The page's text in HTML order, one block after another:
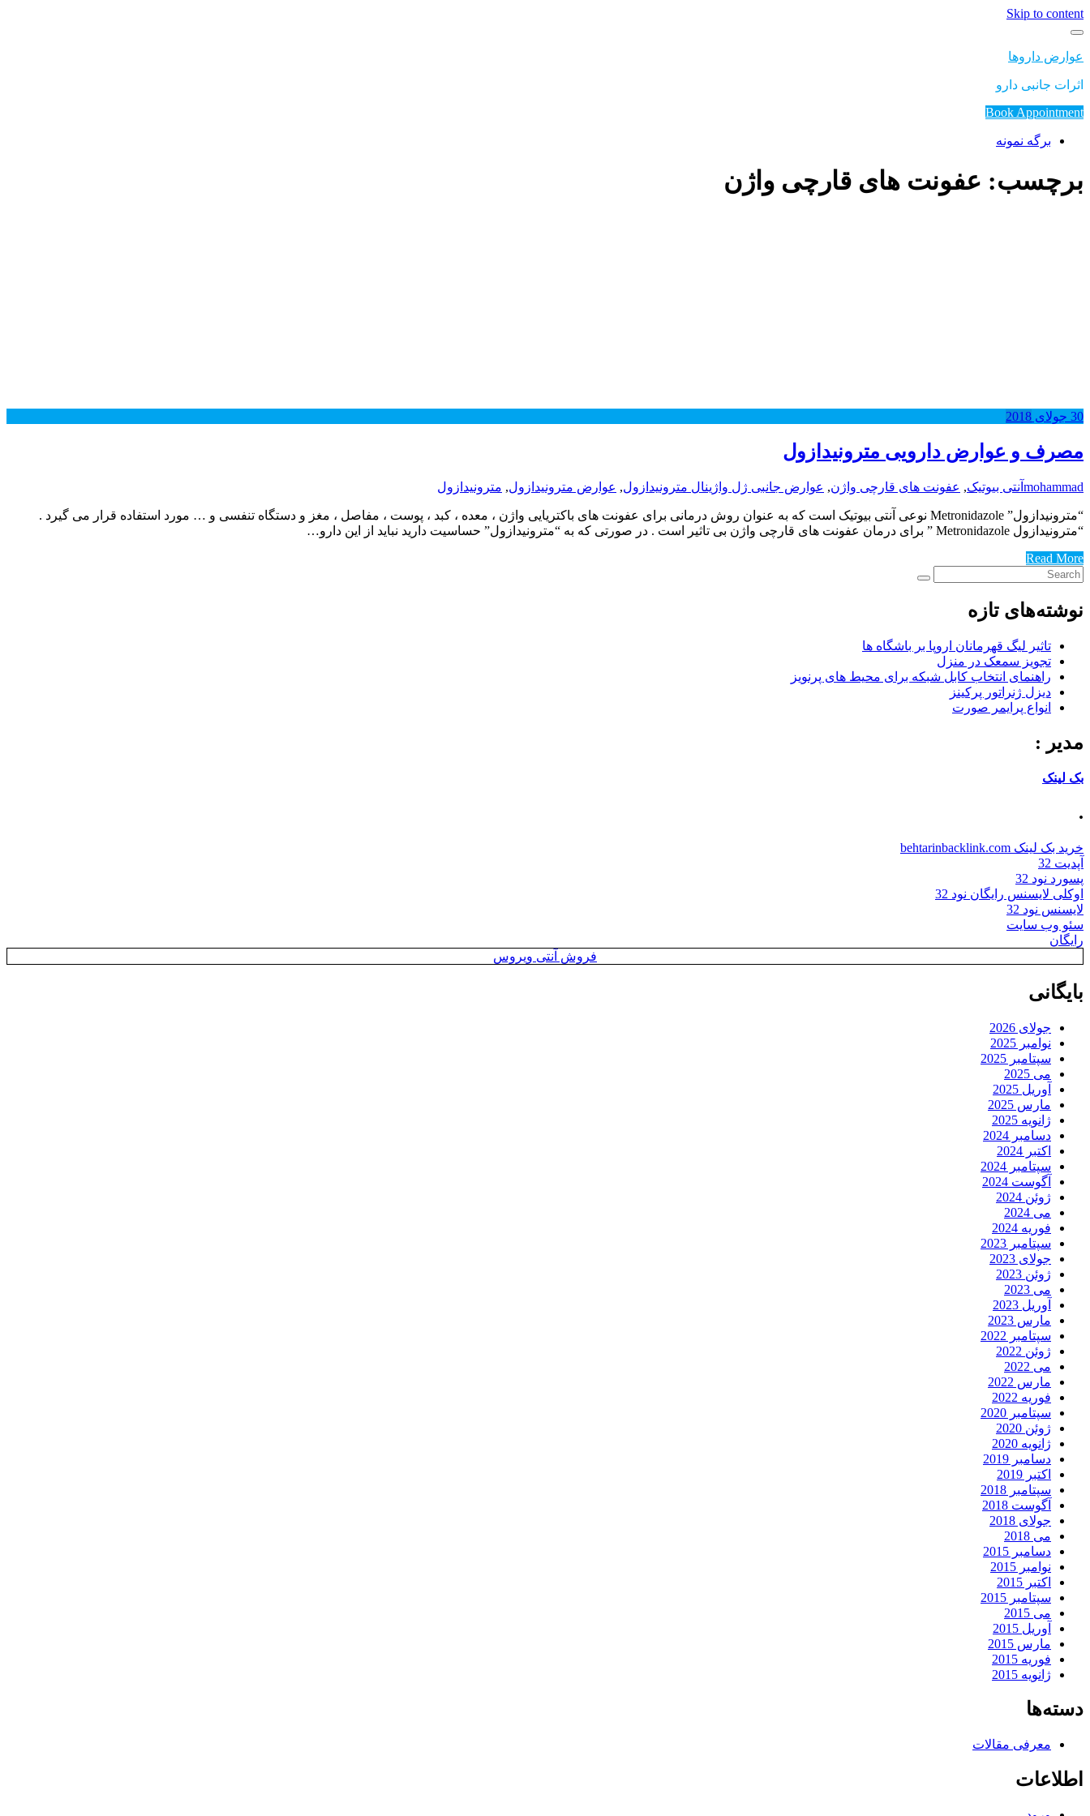
Skip to content
عوارض داروها
اثرات جانبی دارو
Book Appointment
برگه نمونه
برچسب: عفونت های قارچی واژن
30 جولای 2018
مصرف و عوارض دارویی مترونیدازول
mohammad آنتی بیوتیک, عفونت های قارچی واژن, عوارض جانبی ژل واژینال مترونیدازول, عوارض مترونیدازول, مترونیدازول
“مترونیدازول” Metronidazole نوعی آنتی بیوتیک است که به عنوان روش درمانی برای عفونت های باکتریایی واژن ، معده ، کبد ، پوست ، مفاصل ، مغز و دستگاه تنفسی و … مورد استفاده قرار می گیرد .
“مترونیدازول Metronidazole ” برای درمان عفونت های قارچی واژن بی تاثیر است . در صورتی که به “مترونیدازول” حساسیت دارید نباید از این دارو…
Read More
نوشته‌های تازه
تاثیر لیگ قهرمانان اروپا بر باشگاه ها
تجویز سمعک در منزل
راهنمای انتخاب کابل شبکه برای محیط های پرنویز
دیزل ژنراتور پرکینز
انواع پرایمر صورت
مدیر :
بک لینک
.
خرید بک لینک behtarinbacklink.com
آپدیت 32
پسورد نود 32
اوکلی لایسنس رایگان نود 32
لایسنس نود 32
سئو وب سایت
رایگان
فروش آنتی ویروس
بایگانی
جولای 2026
نوامبر 2025
سپتامبر 2025
می 2025
آوریل 2025
مارس 2025
ژانویه 2025
دسامبر 2024
اکتبر 2024
سپتامبر 2024
آگوست 2024
ژوئن 2024
می 2024
فوریه 2024
سپتامبر 2023
جولای 2023
ژوئن 2023
می 2023
آوریل 2023
مارس 2023
سپتامبر 2022
ژوئن 2022
می 2022
مارس 2022
فوریه 2022
سپتامبر 2020
ژوئن 2020
ژانویه 2020
دسامبر 2019
اکتبر 2019
سپتامبر 2018
آگوست 2018
جولای 2018
می 2018
دسامبر 2015
نوامبر 2015
اکتبر 2015
سپتامبر 2015
می 2015
آوریل 2015
مارس 2015
فوریه 2015
ژانویه 2015
دسته‌ها
معرفی مقالات
اطلاعات